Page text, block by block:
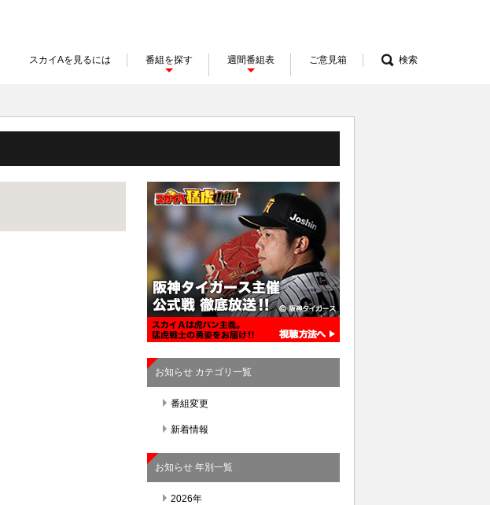
スカイAを見るには 番組を探す 週間番組表 ご意見箱 検索
お知らせ カテゴリ一覧
番組変更
新着情報
お知らせ 年別一覧
2026年